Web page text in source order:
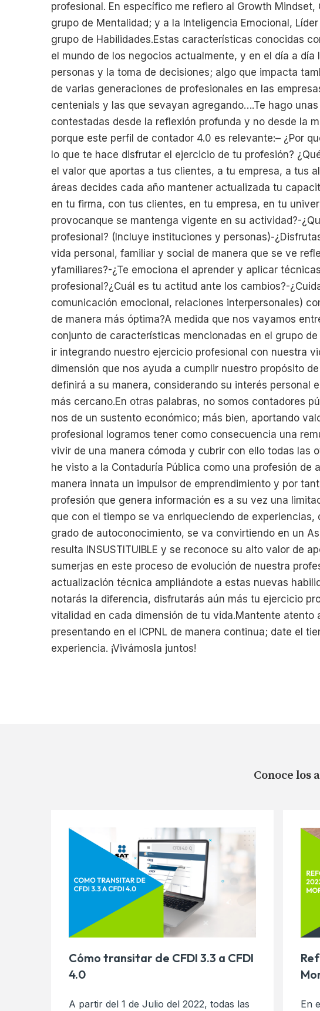
profesional. En específico me refiero al Growth
grupo de Mentalidad; y a la Inteligencia Emocional,
grupo de Habilidades.Estas características conocidas
el mundo de los negocios actualmente, y en el día a
personas y la toma de decisiones; algo que impacta
de varias generaciones de profesionales en las
centenials y las que sevayan agregando….Te hago
contestadas desde la reflexión profunda y no desde la
porque este perfil de contador 4.0 es relevante:– ¿Por
lo que te hace disfrutar el ejercicio de tu profesión?
el valor que aportas a tus clientes, a tu empresa, a tus
áreas decides cada año mantener actualizada tu
en tu firma, con tus clientes, en tu empresa, en tu
provocanque se mantenga vigente en su actividad?-
profesional? (Incluye instituciones y personas)-
vida personal, familiar y social de manera que se ve
yfamiliares?-¿Te emociona el aprender y aplicar
profesional?¿Cuál es tu actitud ante los cambios?-
comunicación emocional, relaciones interpersonales)
de manera más óptima?A medida que nos vayamos
conjunto de características mencionadas en el grupo de
ir integrando nuestro ejercicio profesional con nuestra
dimensión que nos ayuda a cumplir nuestro propósito
definirá a su manera, considerando su interés personal
más cercano.En otras palabras, no somos contadores
nos de un sustento económico; más bien, aportando
profesional logramos tener como consecuencia una
vivir de una manera cómoda y cubrir con ello todas las
he visto a la Contaduría Pública como una profesión de
manera innata un impulsor de emprendimiento y por
profesión que genera información es a su vez una
que con el tiempo se va enriqueciendo de
grado de autoconocimiento, se va convirtiendo en un
resulta INSUSTITUIBLE y se reconoce su alto valor de
sumerjas en este proceso de evolución de nuestra
actualización técnica ampliándote a estas nuevas
notarás la diferencia, disfrutarás aún más tu ejercicio
vitalidad en cada dimensión de tu vida.Mantente atento
presentando en el ICPNL de manera continua; date el
experiencia. ¡Vivámosla juntos!
Conoce los
Cómo transitar de CFDI 3.3 a CFDI
4.0
A partir del 1 de Julio del 2022, todas las En